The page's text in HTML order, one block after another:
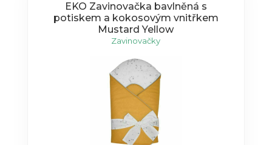
EKO Zavinovačka bavlněná s
potiskem a kokosovým vnitřkem
Mustard Yellow
Zavinovačky